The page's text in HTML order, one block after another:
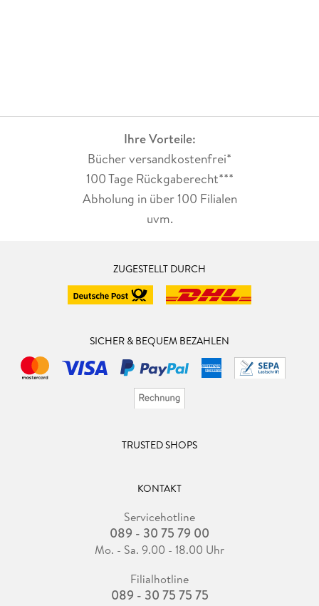
Ihre Vorteile:
Bücher versandkostenfrei*
100 Tage Rückgaberecht***
Abholung in über 100 Filialen
uvm.
ZUGESTELLT DURCH
SICHER & BEQUEM BEZAHLEN
TRUSTED SHOPS
KONTAKT
Servicehotline
089 - 30 75 79 00
Mo. - Sa. 9.00 - 18.00 Uhr
Filialhotline
089 - 30 75 75 75